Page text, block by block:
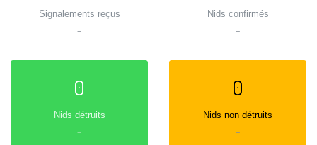
Signalements reçus
=
Nids confirmés
=
0
Nids détruits
=
0
Nids non détruits
=